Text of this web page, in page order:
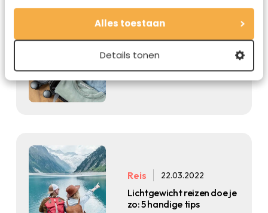
Alles toestaan
Details tonen
Reis 23.08.2022
7 ultieme tips om te reizen
met alleen handbagage
Reis 22.03.2022
Lichtgewicht reizen doe je
zo: 5 handige tips